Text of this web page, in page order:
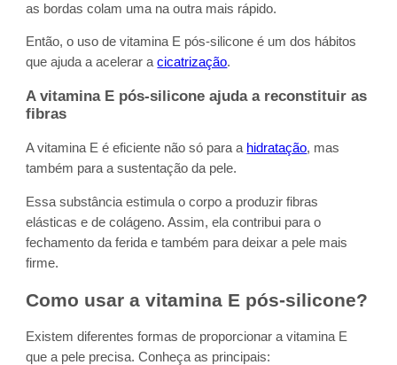
as bordas colam uma na outra mais rápido.
Então, o uso de vitamina E pós-silicone é um dos hábitos
que ajuda a acelerar acicatrização.
A vitamina E pós-silicone ajuda a reconstituir as
fibras
A vitamina E é eficiente não só para a hidratação, mas
também para a sustentação da pele.
Essa substância estimula o corpo a produzir fibras
elásticas e de colágeno. Assim, ela contribui para o
fechamento da ferida e também para deixar a pele mais
firme.
Como usar a vitamina E pós-silicone?
Existem diferentes formas de proporcionar a vitamina E
que a pele precisa. Conheça as principais: